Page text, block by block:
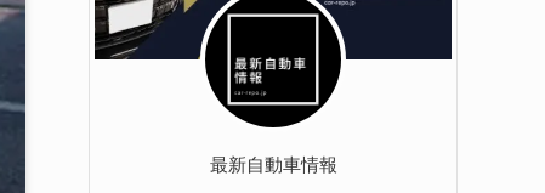
最新自動車情報